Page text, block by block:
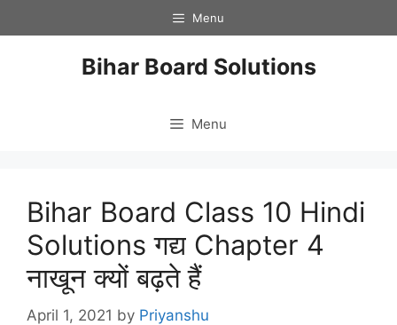
to
Menu
Bihar Board Solutions
Menu
Bihar Board Class 10 Hindi
Solutions गद्य Chapter 4
नाखून क्यों बढ़ते हैं
April 1, 2021 by Priyanshu